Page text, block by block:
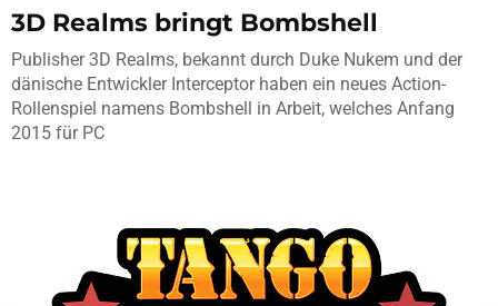
3D Realms bringt Bombshell
Publisher 3D Realms, bekannt durch Duke Nukem und der
dänische Entwickler Interceptor haben ein neues Action-
Rollenspiel namens Bombshell in Arbeit, welches Anfang
2015 für PC